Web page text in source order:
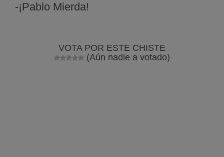
-¡Pablo Mierda!
VOTA POR ESTE CHISTE
(Aún nadie a votado)